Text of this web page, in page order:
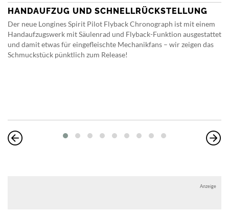
HANDAUFZUG UND SCHNELLRÜCKSTELLUNG
Der neue Longines Spirit Pilot Flyback Chronograph ist mit einem
Handaufzugswerk mit Säulenrad und Flyback-Funktion ausgestattet
und damit etwas für eingefleischte Mechanikfans – wir zeigen das
Schmuckstück pünktlich zum Release!
Anzeige